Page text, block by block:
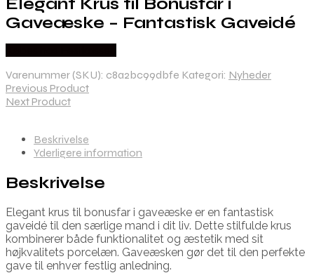
Elegant Krus til Bonusfar i
Gaveæske – Fantastisk Gaveidé
Varenummer (SKU): c8a2bc99dbfe Kategori: Nyheder
Previous Product
Next Product
Beskrivelse
Yderligere information
Beskrivelse
Elegant krus til bonusfar i gaveæske er en fantastisk
gaveidé til den særlige mand i dit liv. Dette stilfulde krus
kombinerer både funktionalitet og æstetik med sit
højkvalitets porcelæn. Gaveæsken gør det til den perfekte
gave til enhver festlig anledning.